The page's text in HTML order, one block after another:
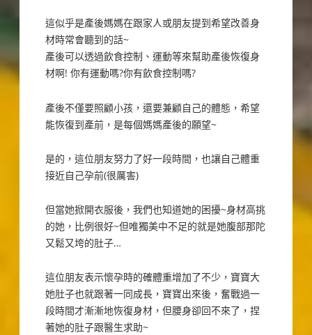
這似乎是產後媽媽在跟家人或朋友提到希望改善身
材時常會聽到的話~
產後可以透過飲食控制、運動等來幫助產後恢復身
材啊! 你有運動嗎?你有飲食控制嗎?
產後不僅要照顧小孩，還要兼顧自己的體態，希望
能恢復到產前，是每個媽媽產後的願望~
是的，這位朋友努力了好一段時間，也讓自己體重
接近自己孕前(很厲害)
但當她掀開衣服後，我們也知道她的困擾~身材高挑
的她，比例很好~但唯獨美中不足的就是她腹部那陀
又鬆又垮的肚子…
這位朋友表示懷孕時的確體重增加了不少，寶寶大
她肚子也就跟著一同成長，寶寶出來後，奮戰過一
段時間才漸漸地恢復身材，但腰身卻回不來了，捏
著她的肚子跟醫生求助~